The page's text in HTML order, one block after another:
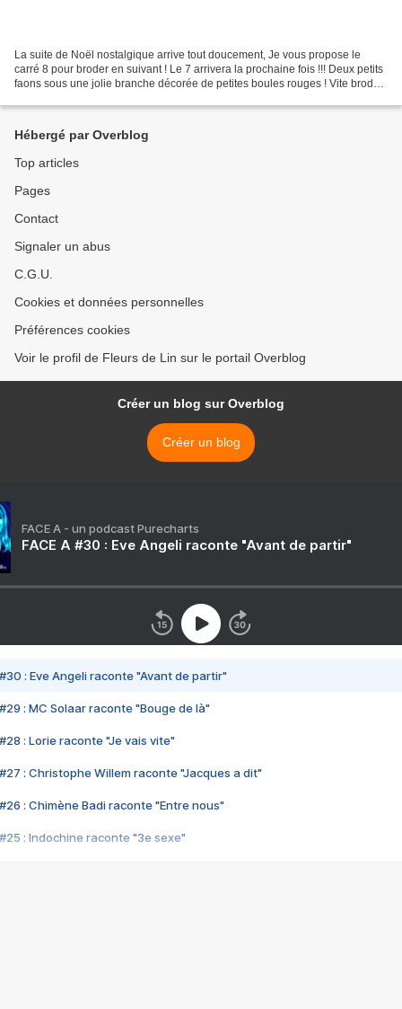
La suite de Noël nostalgique arrive tout doucement, Je vous propose le
carré 8 pour broder en suivant ! Le 7 arrivera la prochaine fois !!! Deux petits
faons sous une jolie branche décorée de petites boules rouges ! Vite brodée
Hébergé par Overblog
Top articles
Pages
Contact
Signaler un abus
C.G.U.
Cookies et données personnelles
Préférences cookies
Voir le profil de Fleurs de Lin sur le portail Overblog
Créer un blog sur Overblog
Créer un blog
FACE A - un podcast Purecharts
FACE A #30 : Eve Angeli raconte "Avant de partir"
#30 : Eve Angeli raconte "Avant de partir"
#29 : MC Solaar raconte "Bouge de là"
#28 : Lorie raconte "Je vais vite"
#27 : Christophe Willem raconte "Jacques a dit"
#26 : Chimène Badi raconte "Entre nous"
#25 : Indochine raconte "3e sexe"